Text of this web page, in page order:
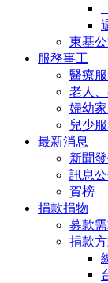
東基
服務事工
醫療
老人
婦幼
兒少
最新消息
新聞
訊息
賀榜
捐款捐物
募款
捐款